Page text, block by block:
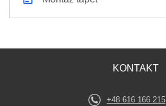
KONTAKT
+48 616 166 215